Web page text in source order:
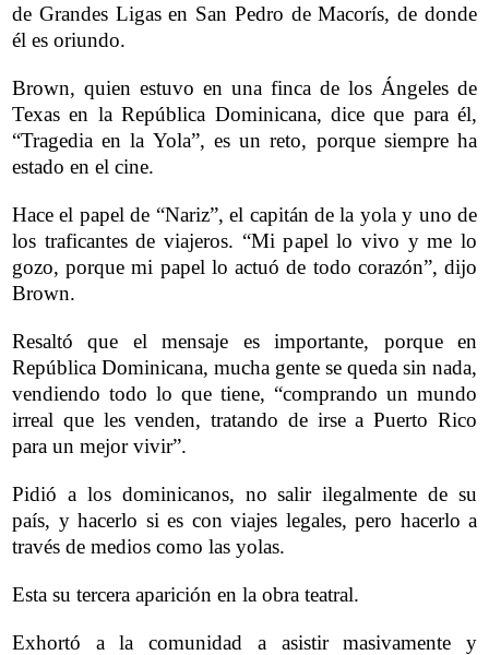
de Grandes Ligas en San Pedro de Macorís, de donde
él es oriundo.
Brown, quien estuvo en una finca de los Ángeles de
Texas en la República Dominicana, dice que para él,
“Tragedia en la Yola”, es un reto, porque siempre ha
estado en el cine.
Hace el papel de “Nariz”, el capitán de la yola y uno de
los traficantes de viajeros. “Mi papel lo vivo y me lo
gozo, porque mi papel lo actuó de todo corazón”, dijo
Brown.
Resaltó que el mensaje es importante, porque en
República Dominicana, mucha gente se queda sin nada,
vendiendo todo lo que tiene, “comprando un mundo
irreal que les venden, tratando de irse a Puerto Rico
para un mejor vivir”.
Pidió a los dominicanos, no salir ilegalmente de su
país, y hacerlo si es con viajes legales, pero hacerlo a
través de medios como las yolas.
Esta su tercera aparición en la obra teatral.
Exhortó a la comunidad a asistir masivamente y